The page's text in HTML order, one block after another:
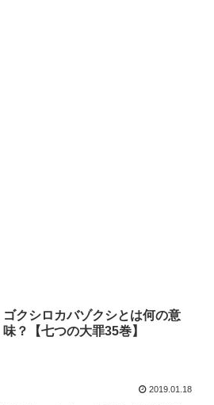
ゴクシロカバゾクシとは何の意
味？【七つの大罪35巻】
2019.01.18